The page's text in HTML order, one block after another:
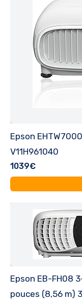
Epson
V11H961040
1039€
Epson EB-FH08
pouces (8,56 m)